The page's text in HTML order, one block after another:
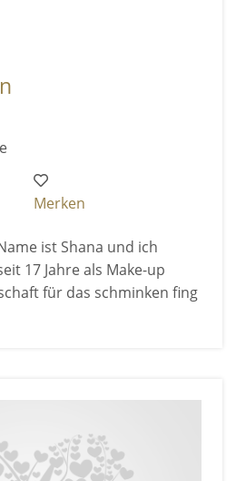
Merken
ist Shana und ich
17 Jahre als Make-up
für das schminken fing